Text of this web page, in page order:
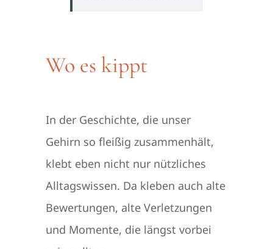
Wo es kippt
In der Geschichte, die unser
Gehirn so fleißig zusammenhält,
klebt eben nicht nur nützliches
Alltagswissen. Da kleben auch alte
Bewertungen, alte Verletzungen
und Momente, die längst vorbei